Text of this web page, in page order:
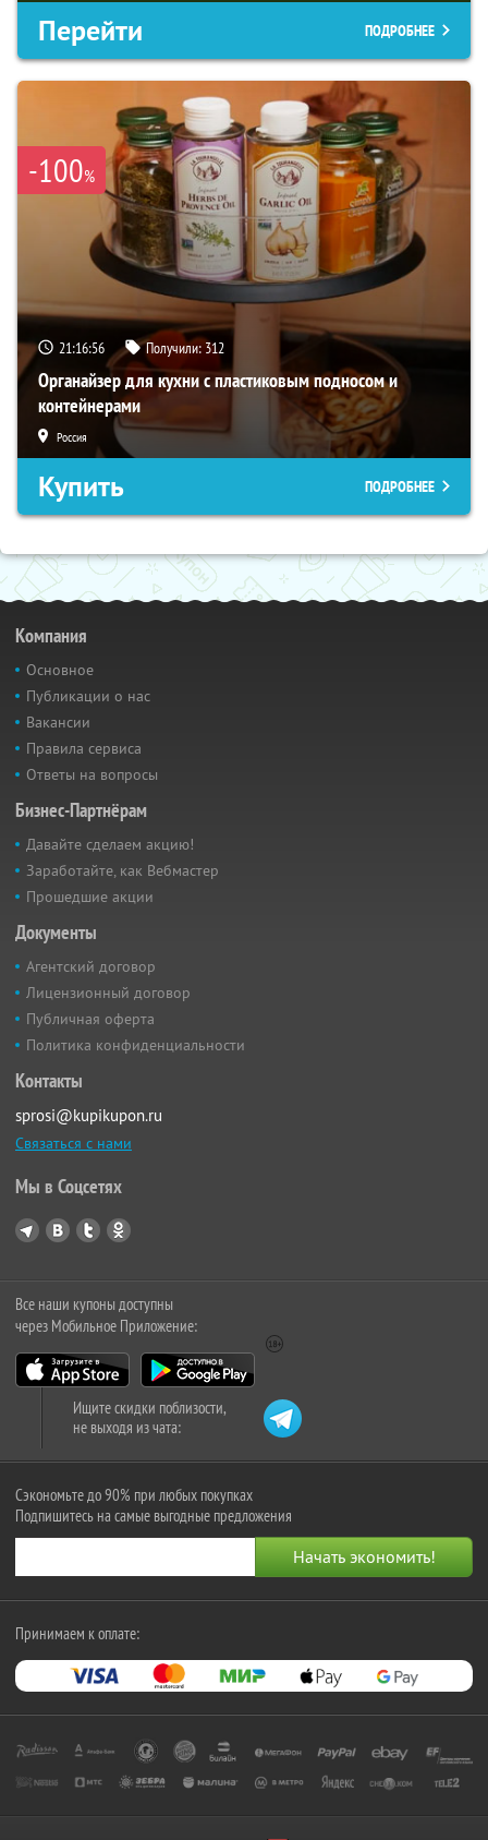
Перейти ПОДРОБНЕЕ
-100%
21:16:55 Получили: 312
Органайзер для кухни с пластиковым подносом и
контейнерами
Россия
Купить ПОДРОБНЕЕ
Компания
Основное
Публикации о нас
Вакансии
Правила сервиса
Ответы на вопросы
Бизнес-Партнёрам
Давайте сделаем акцию!
Заработайте, как Вебмастер
Прошедшие акции
Документы
Агентский договор
Лицензионный договор
Публичная оферта
Политика конфиденциальности
Контакты
sprosi@kupikupon.ru
Связаться с нами
Мы в Соцсетях
Все наши купоны доступны
через Мобильное Приложение:
Ищите скидки поблизости,
не выходя из чата:
Сэкономьте до 90% при любых покупках
Подпишитесь на самые выгодные предложения
Принимаем к оплате: